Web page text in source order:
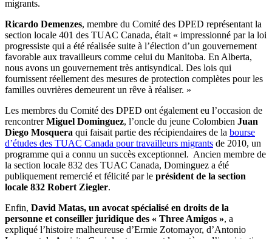
migrants.
Ricardo Demenzes, membre du Comité des DPED représentant la
section locale 401 des TUAC Canada, était « impressionné par la loi
progressiste qui a été réalisée suite à l’élection d’un gouvernement
favorable aux travailleurs comme celui du Manitoba. En Alberta,
nous avons un gouvernement très antisyndical. Des lois qui
fournissent réellement des mesures de protection complètes pour les
familles ouvrières demeurent un rêve à réaliser. »
Les membres du Comité des DPED ont également eu l’occasion de
rencontrerMiguel Dominguez, l’oncle du jeune Colombien Juan
Diego Mosquera qui faisait partie des récipiendaires de la bourse
d’études des TUAC Canada pour travailleurs migrants de 2010, un
programme qui a connu un succès exceptionnel. Ancien membre de
la section locale 832 des TUAC Canada, Dominguez a été
publiquement remercié et félicité par le président de la section
locale 832 Robert Ziegler.
Enfin, David Matas, un avocat spécialisé en droits de la
personne et conseiller juridique des « Three Amigos », a
expliqué l’histoire malheureuse d’Ermie Zotomayor, d’Antonio